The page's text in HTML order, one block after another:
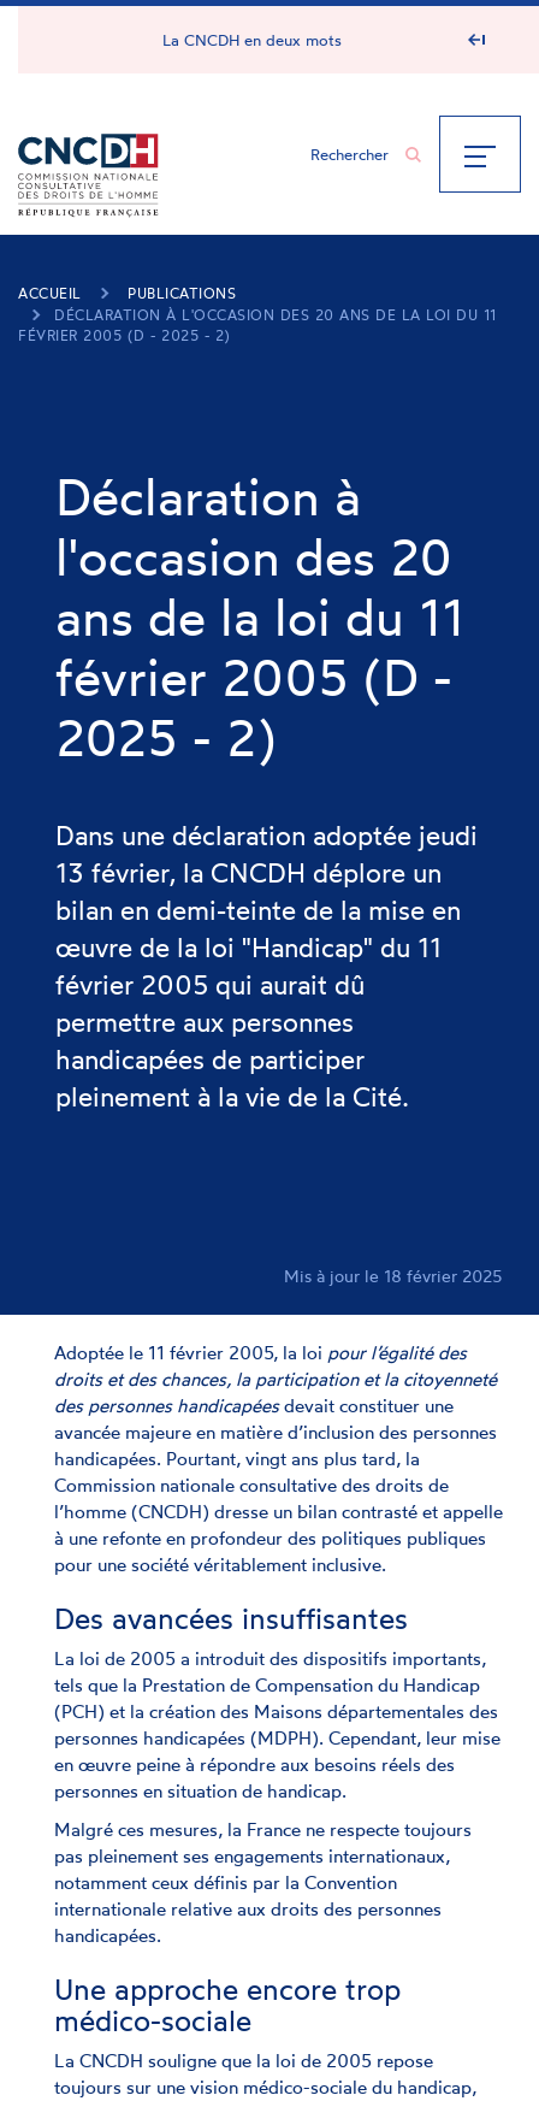
Panneau de gestion des cookies
La CNCDH en deux mots
ACCUEIL
PUBLICATIONS
DÉCLARATION À L'OCCASION DES 20 ANS DE LA LOI DU 11
FÉVRIER 2005 (D - 2025 - 2)
Déclaration à
l'occasion des 20
ans de la loi du 11
février 2005 (D -
2025 - 2)
Dans une déclaration adoptée jeudi
13 février, la CNCDH déplore un
bilan en demi-teinte de la mise en
œuvre de la loi "Handicap" du 11
février 2005 qui aurait dû
permettre aux personnes
handicapées de participer
pleinement à la vie de la Cité.
Mis à jour le 18 février 2025
Adoptée le 11 février 2005, la loi pour l’égalité des
droits et des chances, la participation et la citoyenneté
des personnes handicapéesdevait constituer une
avancée majeure en matière d’inclusion des personnes
handicapées. Pourtant, vingt ans plus tard, la
Commission nationale consultative des droits de
l’homme (CNCDH) dresse un bilan contrasté et appelle
à une refonte en profondeur des politiques publiques
pour une société véritablement inclusive.
Des avancées insuffisantes
La loi de 2005 a introduit des dispositifs importants,
tels que la Prestation de Compensation du Handicap
(PCH) et la création des Maisons départementales des
personnes handicapées (MDPH). Cependant, leur mise
en œuvre peine à répondre aux besoins réels des
personnes en situation de handicap.
Malgré ces mesures, la France ne respecte toujours
pas pleinement ses engagements internationaux,
notamment ceux définis par la Convention
internationale relative aux droits des personnes
handicapées.
Une approche encore trop
médico-sociale
La CNCDH souligne que la loi de 2005 repose
toujours sur une vision médico-sociale du handicap,